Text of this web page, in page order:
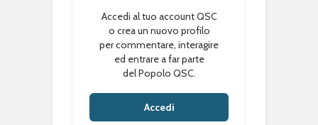
Accedi al tuo account QSC
o crea un nuovo profilo
per commentare, interagire
ed entrare a far parte
del Popolo QSC.
Accedi